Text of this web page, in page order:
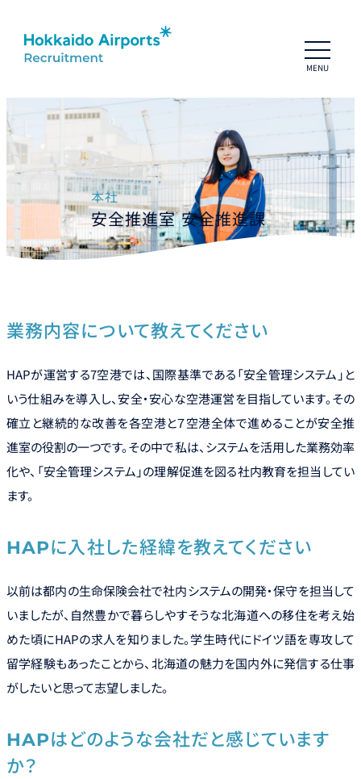
MENU
ホーム
People
HAP社員紹介
座談会01：HAP一期生
座談会02：育休パパ
座談会03：HAP転職者トーク
Business
HAPの仕事
Information
Environment
福利厚生・研修制度
よくある質問
社員インタビュー
本社
安全推進室 安全推進課
業務内容について教えてください
HAPが運営する7空港では、国際基準である「安全管理システム」と
いう仕組みを導入し、安全・安心な空港運営を目指しています。その
確立と継続的な改善を各空港と７空港全体で進めることが安全推
進室の役割の一つです。その中で私は、システムを活用した業務効率
化や、「安全管理システム」の理解促進を図る社内教育を担当してい
ます。
HAPに入社した経緯を教えてください
以前は都内の生命保険会社で社内システムの開発・保守を担当して
いましたが、自然豊かで暮らしやすそうな北海道への移住を考え始
めた頃にHAPの求人を知りました。学生時代にドイツ語を専攻して
留学経験もあったことから、北海道の魅力を国内外に発信する仕事
がしたいと思って志望しました。
HAPはどのような会社だと感じています
か？